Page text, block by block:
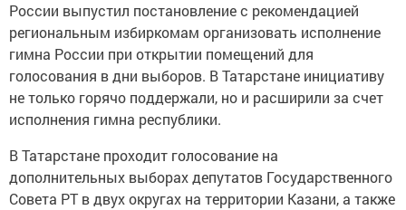
России выпустил постановление с рекомендацией
региональным избиркомам организовать исполнение
гимна России при открытии помещений для
голосования в дни выборов. В Татарстане инициативу
не только горячо поддержали, но и расширили за счет
исполнения гимна республики.
В Татарстане проходит голосование на
дополнительных выборах депутатов Государственного
Совета РТ в двух округах на территории Казани, а также